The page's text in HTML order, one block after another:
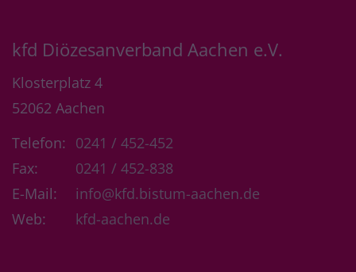
kfd Diözesanverband Aachen e.V.
Klosterplatz 4
52062 Aachen
Telefon: 0241 / 452-452
Fax:
0241 / 452-838
E-Mail:
info@kfd.bistum-aachen.de
Web:
kfd-aachen.de